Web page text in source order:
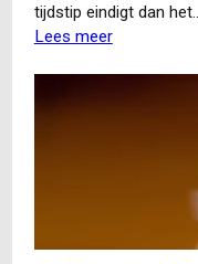
tijdstip eindigt dan
Lees meerover